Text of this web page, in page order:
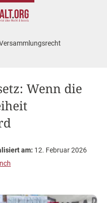
Wenn die
am: 12. Februar 2026